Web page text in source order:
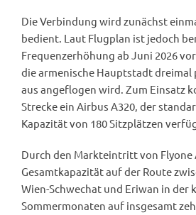
Die Verbindung wird zunächst
bedient. Laut Flugplan ist jedoch
Frequenzerhöhung ab Juni 2026
die armenische Hauptstadt dreimal
aus angeflogen wird. Zum Einsatz
Strecke ein Airbus A320, der
Kapazität von 180 Sitzplätzen
Durch den Markteintritt von Flyone
Gesamtkapazität auf der Route
Wien-Schwechat und Eriwan in der
Sommermonaten auf insgesamt